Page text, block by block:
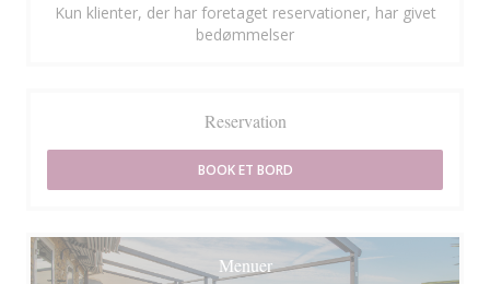
Kun klienter, der har foretaget reservationer, har givet
bedømmelser
Reservation
BOOK ET BORD
Menuer